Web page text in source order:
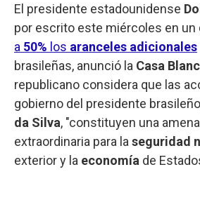
El presidente estadounidense
por escrito este miércoles en un
a 50% los aranceles adicionales
brasileñas, anunció la Casa
republicano considera que las
gobierno del presidente
da Silva, "constituyen una
extraordinaria para la seguridad
exterior y la economía de